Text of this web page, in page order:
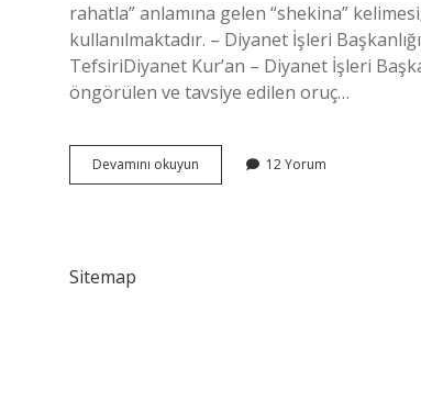
rahatla” anlamına gelen “shekina”
kullanılmaktadır. – Diyanet İşleri
TefsiriDiyanet Kur’an – Diyanet İşleri
öngörülen ve tavsiye edilen oruç…
Devamını okuyun İSlamda
Şek
12 Yorum
Sitemap